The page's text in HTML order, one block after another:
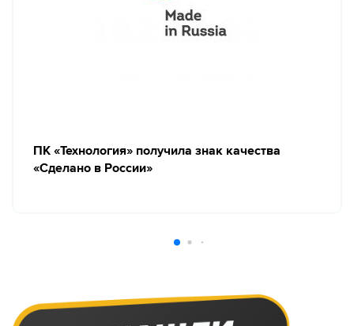
ПК «Технология» получила знак качества
«Сделано в России»